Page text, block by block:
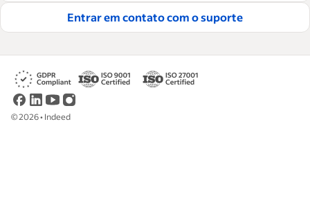
contratar e reter ótimos funcionários.
Leia nossas diretrizes editoriais
Entrar em contato com o suporte
©2026• Indeed